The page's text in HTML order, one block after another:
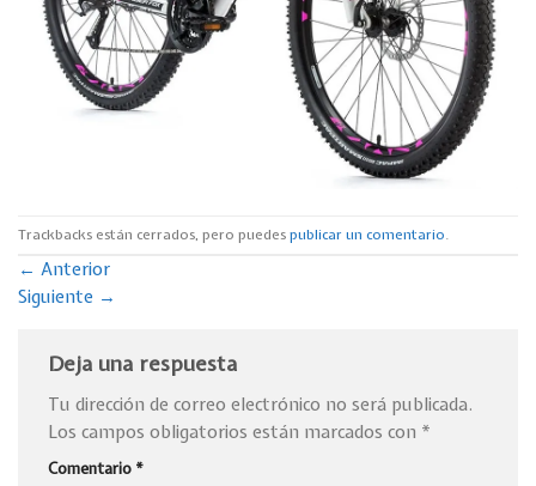
Trackbacks están cerrados, pero puedespublicar un comentario.
← Anterior
Siguiente →
Deja una respuesta
Tu dirección de correo electrónico no será publicada.
Los campos obligatorios están marcados con *
Comentario *